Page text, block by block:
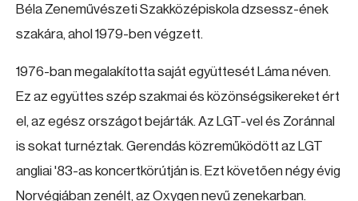
Béla Zeneművészeti Szakközépiskola dzsessz-ének
szakára, ahol 1979-ben végzett.
1976-ban megalakította saját együttesét Láma néven.
Ez az együttes szép szakmai és közönségsikereket ért
el, az egész országot bejárták. Az LGT-vel és Zoránnal
is sokat turnéztak. Gerendás közreműködött az LGT
angliai '83-as koncertkörútján is. Ezt követően négy évig
Norvégiában zenélt, az Oxygen nevű zenekarban.